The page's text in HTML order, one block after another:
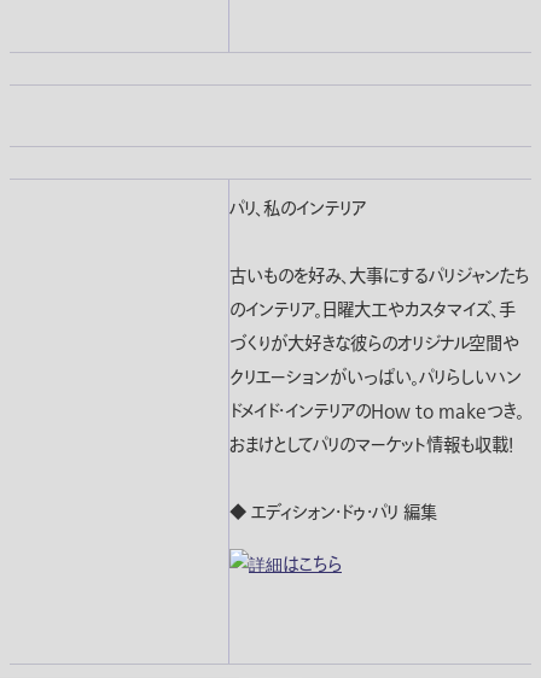
パリ、私のインテリア
古いものを好み、大事にするパリジャンたち
のインテリア。日曜大工やカスタマイズ、手
づくりが大好きな彼らのオリジナル空間や
クリエーションがいっぱい。パリらしいハン
ドメイド・インテリアのHow to makeつき。
おまけとしてパリのマーケット情報も収載！
◆ エディシォン・ドゥ・パリ 編集